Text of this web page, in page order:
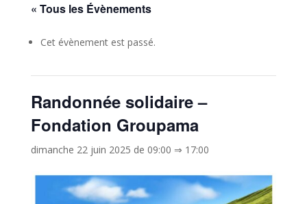
« Tous les Évènements
Cet évènement est passé.
Randonnée solidaire –
Fondation Groupama
dimanche 22 juin 2025 de 09:00 ⇒ 17:00